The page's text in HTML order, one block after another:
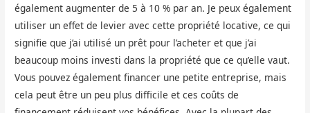
également augmenter de 5 à 10 % par an. Je peux également
utiliser un effet de levier avec cette propriété locative, ce qui
signifie que j’ai utilisé un prêt pour l’acheter et que j’ai
beaucoup moins investi dans la propriété que ce qu’elle vaut.
Vous pouvez également financer une petite entreprise, mais
cela peut être un peu plus difficile et ces coûts de